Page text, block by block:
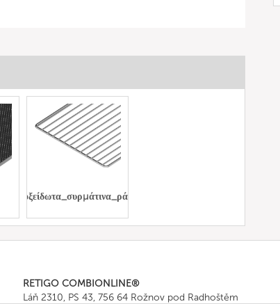
Ανοξείδωτα_συρμάτινα_ράφια
RETIGO COMBIONLINE®
Láň 2310, PS 43, 756 64 Rožnov pod Radhoštěm